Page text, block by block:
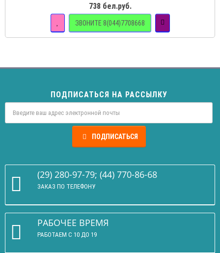
738 бел.руб.
ЗВОНИТЕ 8(044)7708668
ПОДПИСАТЬСЯ НА РАССЫЛКУ
ПОДПИСАТЬСЯ
(29) 280-97-79; (44) 770-86-68
ЗАКАЗ ПО ТЕЛЕФОНУ
РАБОЧЕЕ ВРЕМЯ
РАБОТАЕМ С 10 ДО 19